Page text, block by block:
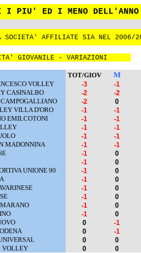
I PIU' ED I MENO
SOCIETA' AFFILIATE SIA NEL 2006/
GIOVANILE - VARIAZIONI
TOT/GIOV M
VOLLEY -3
-1
CASINALBO -2
-2
-2
0
VILLA D'ORO -1
-1
EMILCOTONI -1
-1
-1
-1
-1
-1
MADONNINA -1
-1
-1
0
-1
0
UNIONE 90 -1
0
-1
0
-1
0
-1
0
-1
0
-1
0
0
-1
0
-1
0
0
VOLLEY 0 0